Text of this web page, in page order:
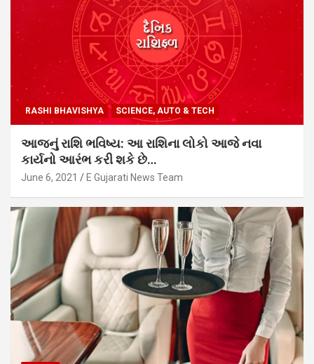
RASHI BHAVISHYA SCIENCE, AUTO & TECH
આજનું રાશિ ભવિષ્ય: આ રાશિના લોકો આજે નવા
કાર્યનો આરંભ કરી શકે છે…
June 6, 2021 E Gujarati News Team